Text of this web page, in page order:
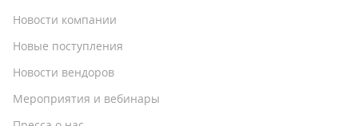
Новости компании
Новые поступления
Новости вендоров
Мероприятия и вебинары